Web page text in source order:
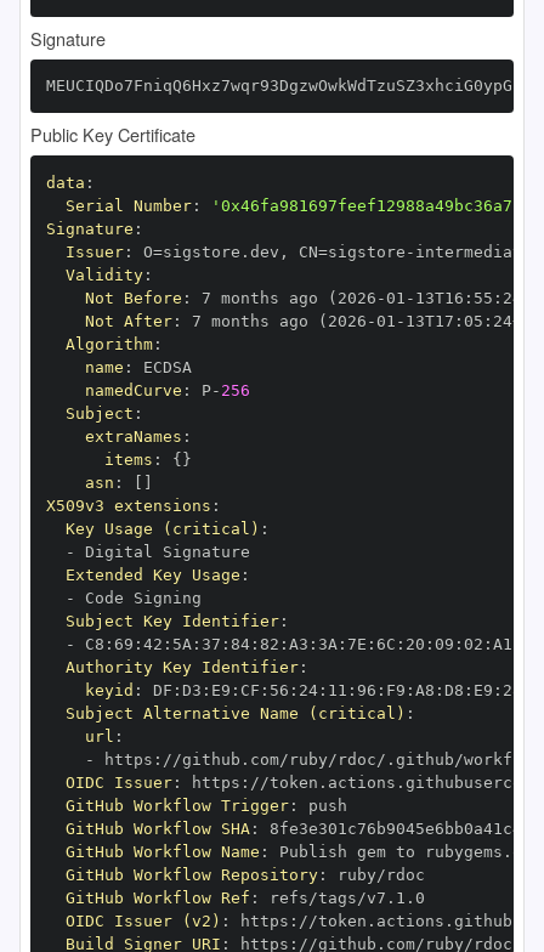
Signature
Public Key Certificate
data :
Serial Number:
Signature :
Issuer: O=sigstore.dev , CN=sigstore -
Validity:
Not Before : 7 months ago (2026 -01 - 13T16 : 55 :
Not After: 7 months ago (2026 -01 - 13T17 : 05 : 24+00
Algorithm:
name :
namedCurve : P- 256
Subject :
extraNames :
items : { }
asn :
X509v3 extensions :
Key Usage (critical) :
-
Extended Key Usage :
-
Subject Key Identifier:
-
C8 : 69 : 42 : 5A : 37 : 84: 82 : A3 : 3A : 7E : 6C : 20 : 09 : 02 : A1
Authority Key Identifier:
keyid : DF : D3 : E9 : CF : 56 : 24: 11 : 96 : F9 : A8 : D8 : E9 : 28
Subject Alternative Name (critical) :
url :
-
https :
OIDC Issuer: https :
GitHub Workflow Trigger:
GitHub Workflow SHA:
GitHub Workflow Name :
GitHub Workflow Repository:
GitHub Workflow Ref :
OIDC Issuer (v2) : https :
Build Signer URI : https :